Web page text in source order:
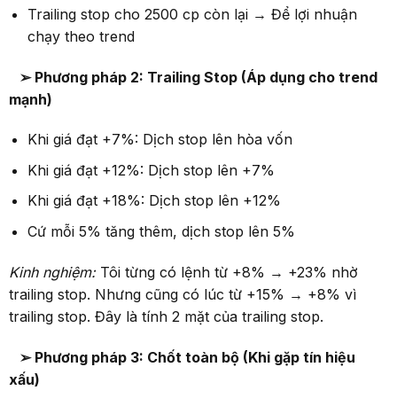
Trailing stop cho 2500 cp còn lại → Để lợi nhuận
chạy theo trend
➢ Phương pháp 2: Trailing Stop (Áp dụng cho trend
mạnh)
Khi giá đạt +7%: Dịch stop lên hòa vốn
Khi giá đạt +12%: Dịch stop lên +7%
Khi giá đạt +18%: Dịch stop lên +12%
Cứ mỗi 5% tăng thêm, dịch stop lên 5%
Kinh nghiệm:Tôi từng có lệnh từ +8% → +23% nhờ
trailing stop. Nhưng cũng có lúc từ +15% → +8% vì
trailing stop. Đây là tính 2 mặt của trailing stop.
➢ Phương pháp 3: Chốt toàn bộ (Khi gặp tín hiệu
xấu)